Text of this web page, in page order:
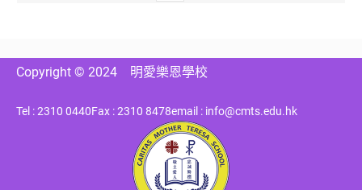
Copyright © 2024 明愛樂恩學校
Tel : 2310 0440Fax : 2310 8478email : info@cmts.edu.hk